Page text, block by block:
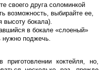
своего друга соломинкой
возможность, выбирайте ее,
высоту бокала).
в бокале «слоеный»
нужно поджечь.
коктейля, но,